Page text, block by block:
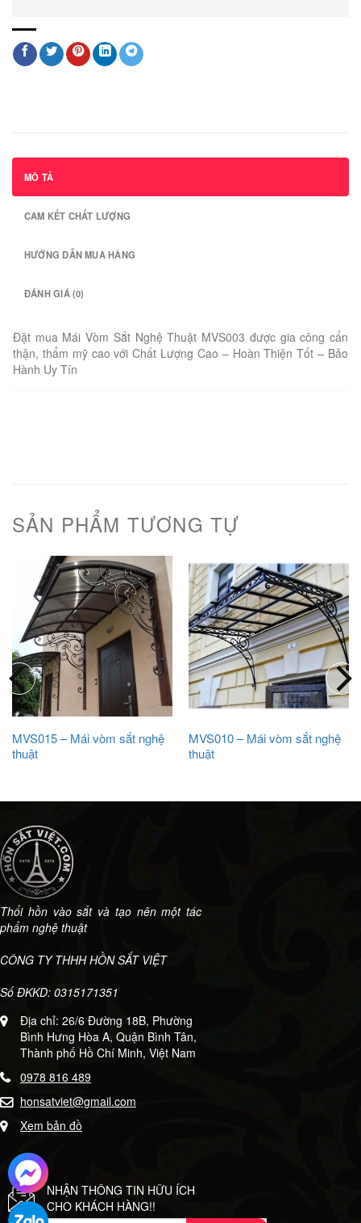
MÔ TẢ
CAM KẾT CHẤT LƯỢNG
HƯỚNG DẪN MUA HÀNG
ĐÁNH GIÁ (0)
Đặt mua Mái Vòm Sắt Nghệ Thuật MVS003 được gia công cẩn
thận, thẩm mỹ cao với Chất Lượng Cao – Hoàn Thiện Tốt – Bảo
Hành Uy Tín
SẢN PHẨM TƯƠNG TỰ
MVS015 – Mái vòm sắt nghệ
thuật
MVS010 – Mái vòm sắt nghệ
thuật
Thổi hồn vào sắt và tạo nên một tác
phẩm nghệ thuật
CÔNG TY THHH HỒN SẮT VIỆT
Số ĐKKD: 0315171351
Địa chỉ: 26/6 Đường 18B, Phường
Bình Hưng Hòa A, Quận Bình Tân,
Thành phố Hồ Chí Minh, Việt Nam
0978 816 489
honsatviet@gmail.com
Xem bản đồ
NHẬN THÔNG TIN HỮU ÍCH
CHO KHÁCH HÀNG!!